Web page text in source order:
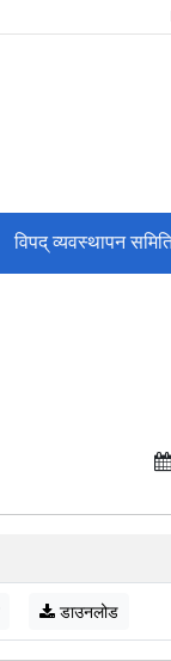
विपद् व्यवस्थापन
डाउनलोड